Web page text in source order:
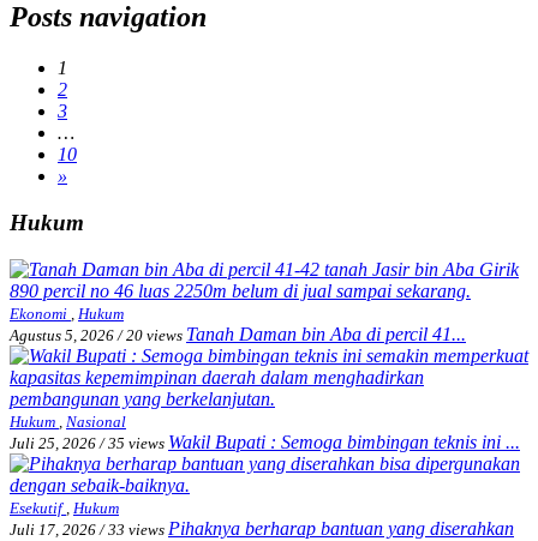
Posts navigation
1
2
3
…
10
»
Hukum
Ekonomi
Hukum
Agustus 5, 2026 / 20 views Tanah Daman bin Aba di percil 41...
Hukum
Nasional
Juli 25, 2026 / 35 views Wakil Bupati : Semoga bimbingan teknis ini ...
Esekutif Hukum
Juli 17, 2026 / 33 views Pihaknya berharap bantuan yang diserahkan